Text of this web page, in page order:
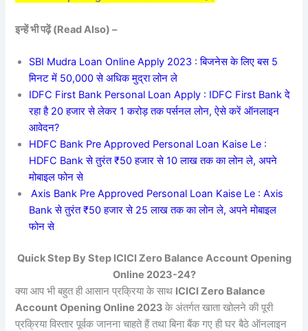
इन्हें भी पढ़ें (Read Also) –
SBI Mudra Loan Online Apply 2023 : बिजनेस के लिए बस 5
मिनट में 50,000 से अधिक मुद्रा लोन ले
IDFC First Bank Personal Loan Apply : IDFC First Bank दे
रहा है 20 हजार से लेकर 1 करोड़ तक पर्सनल लोन, ऐसे करें ऑनलाइन
आवेदन?
HDFC Bank Pre Approved Personal Loan Kaise Le :
HDFC Bank से तुरंत ₹50 हजार से 10 लाख तक का लोन ले, अपने
मोबाइल फोन से
Axis Bank Pre Approved Personal Loan Kaise Le : Axis
Bank से तुरंत ₹50 हजार से 25 लाख तक का लोन ले, अपने मोबाइल
फोन से
Quick Step By Step ICICI Zero Balance Account Opening
Online 2023-24?
क्या आप भी बहुत ही आसान प्रक्रिया के साथ ICICI Zero Balance
Account Opening Online 2023के अंतर्गत खाता खोलने की पूरी
प्रक्रिया विस्तार पूर्वक जानना चाहते हैं तथा बिना बैंक गए ही घर बैठे ऑनलाइन